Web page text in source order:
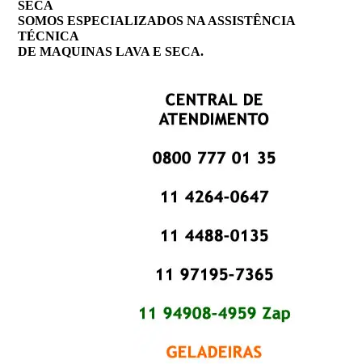
SECA
SOMOS ESPECIALIZADOS NA ASSISTÊNCIA
TÉCNICA
DE MAQUINAS LAVA E SECA.